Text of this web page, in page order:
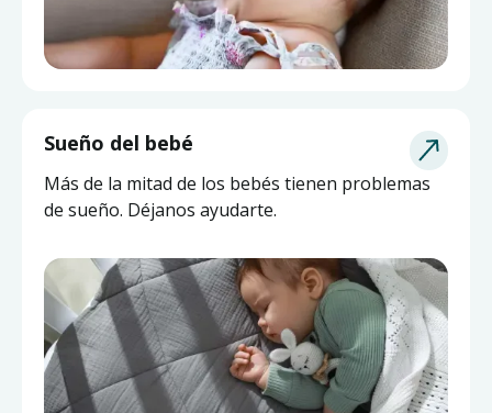
Sueño del bebé
Más de la mitad de los bebés tienen problemas
de sueño. Déjanos ayudarte.